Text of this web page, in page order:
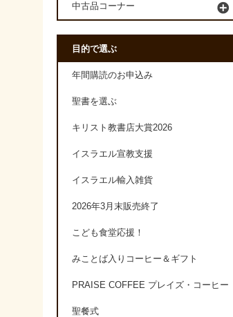
中古品コーナー
目的で選ぶ
年間購読のお申込み
聖書を選ぶ
キリスト教書店大賞2026
イスラエル宣教支援
イスラエル輸入雑貨
2026年3月末販売終了
こども食堂応援！
みことば入りコーヒー＆ギフト
PRAISE COFFEE プレイズ・コーヒー
聖餐式